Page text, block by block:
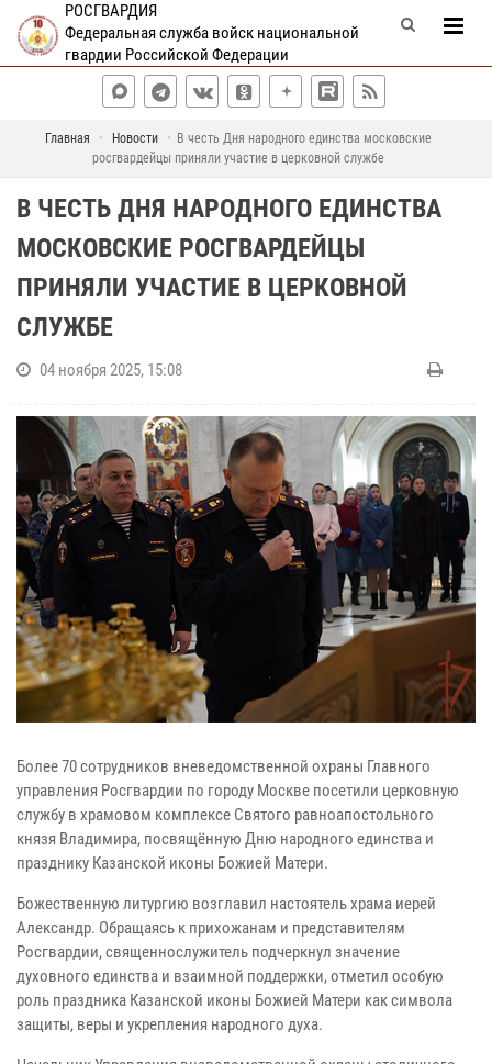
РОСГВАРДИЯ
Федеральная служба войск национальной
гвардии Российской Федерации
Главная Новости
В честь Дня народного единства московские
росгвардейцы приняли участие в церковной службе
В ЧЕСТЬ ДНЯ НАРОДНОГО ЕДИНСТВА
МОСКОВСКИЕ РОСГВАРДЕЙЦЫ
ПРИНЯЛИ УЧАСТИЕ В ЦЕРКОВНОЙ
СЛУЖБЕ
04 ноября 2025, 15:08
Более 70 сотрудников вневедомственной охраны Главного
управления Росгвардии по городу Москве посетили церковную
службу в храмовом комплексе Святого равноапостольного
князя Владимира, посвящённую Дню народного единства и
празднику Казанской иконы Божией Матери.
Божественную литургию возглавил настоятель храма иерей
Александр. Обращаясь к прихожанам и представителям
Росгвардии, священнослужитель подчеркнул значение
духовного единства и взаимной поддержки, отметил особую
роль праздника Казанской иконы Божией Матери как символа
защиты, веры и укрепления народного духа.